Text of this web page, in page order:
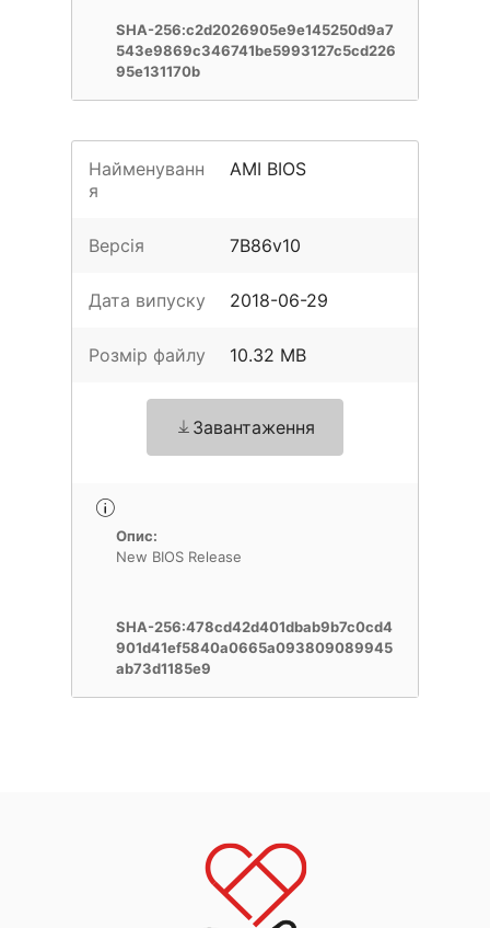
SHA-256:c2d2026905e9e145250d9a7
543e9869c346741be5993127c5cd226
95e131170b
Найменуванн
я
AMI BIOS
Версія 7B86v10
Дата випуску 2018-06-29
Розмір файлу 10.32 MB
Завантаження
Опис:
New BIOS Release
SHA-256:478cd42d401dbab9b7c0cd4
901d41ef5840a0665a093809089945
ab73d1185e9